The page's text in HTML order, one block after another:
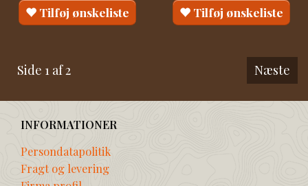
Tilføj ønskeliste Tilføj ønskeliste
Side 1 af 2 Næste
INFORMATIONER
Persondatapolitik
Fragt og levering